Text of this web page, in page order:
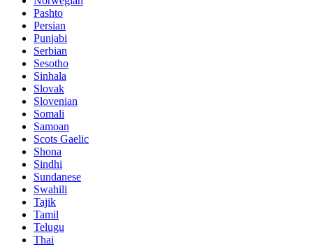
Pashto
Persian
Punjabi
Serbian
Sesotho
Sinhala
Slovak
Slovenian
Somali
Samoan
Scots Gaelic
Shona
Sindhi
Sundanese
Swahili
Tajik
Tamil
Telugu
Thai